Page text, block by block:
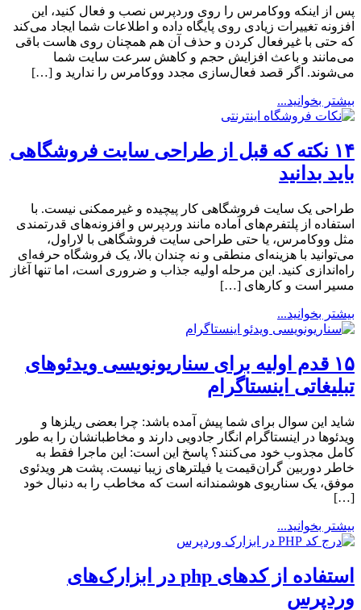
پس از اینکه ووکامرس را روی وردپرس نصب و فعال کنید، این
افزونه تغییرات زیادی روی پایگاه داده و اطلاعات شما ایجاد می‌کند
که حتی با غیرفعال کردن و حذف آن هم همچنان روی هاست باقی
می‌مانند و باعث افزایش حجم و کاهش سرعت سایت شما
می‌شوند. اگر قصد فعال‌سازی مجدد ووکامرس را ندارید و […]
بیشتر بخوانید...
۱۴ نکته که قبل از طراحی سایت فروشگاهی
باید بدانید
طراحی یک سایت فروشگاهی کار پیچیده و غیرممکنی نیست. با
استفاده از پلتفرم‌های آماده مانند وردپرس و افزونه‌های قدرتمندی
مثل ووکامرس، یا حتی طراحی سایت فروشگاهی با لاراول،
می‌توانید با هزینه‌ای منطقی و نه چندان بالا، یک فروشگاه حرفه‌ای
راه‌اندازی کنید. این مرحله اولیه جذاب و ضروری است، اما تنها آغاز
مسیر است و کارهای […]
بیشتر بخوانید...
۱۵ قدم اولیه برای سناریونویسی ویدئوهای
تبلیغاتی اینستاگرام
شاید این سوال برای شما پیش آمده باشد: چرا بعضی ریلزها و
ویدئوها در اینستاگرام انگار جادویی دارند و مخاطبانشان را به طور
کامل مجذوب خود می‌کنند؟ پاسخ این است: این ماجرا فقط به
خاطر دوربین گران‌قیمت یا فیلترهای زیبا نیست. پشت هر ویدئوی
موفق، یک سناریوی هوشمندانه است که مخاطب را به دنبال خود
[…]
بیشتر بخوانید...
استفاده از کدهای php در ابزارک‌های
وردپرس